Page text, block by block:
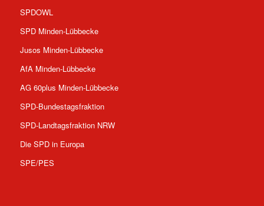
SPDOWL
SPD Minden-Lübbecke
Jusos Minden-Lübbecke
AfA Minden-Lübbecke
AG 60plus Minden-Lübbecke
SPD-Bundestagsfraktion
SPD-Landtagsfraktion NRW
Die SPD in Europa
SPE/PES